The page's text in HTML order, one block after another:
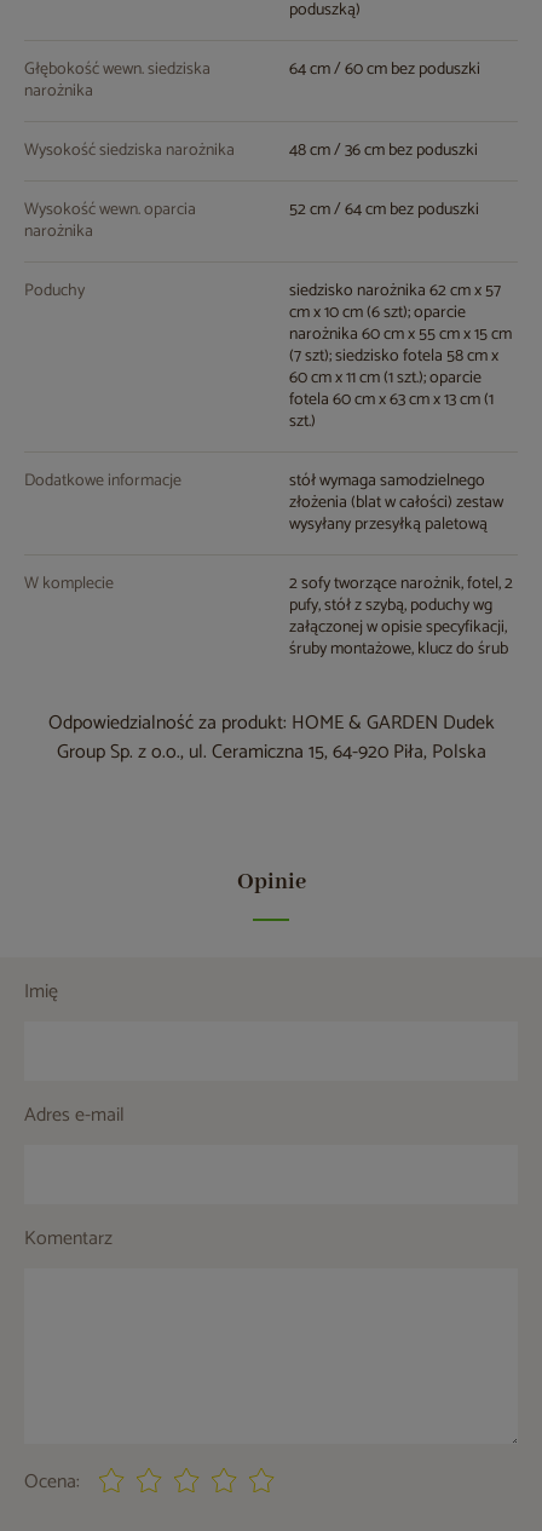
poduszką)
Głębokość wewn. siedziska
narożnika
64 cm / 60 cm bez poduszki
Wysokość siedziska narożnika 48 cm / 36 cm bez poduszki
Wysokość wewn. oparcia
narożnika
52 cm / 64 cm bez poduszki
Poduchy siedzisko narożnika 62 cm x 57
cm x 10 cm (6 szt); oparcie
narożnika 60 cm x 55 cm x 15 cm
(7 szt); siedzisko fotela 58 cm x
60 cm x 11 cm (1 szt.); oparcie
fotela 60 cm x 63 cm x 13 cm (1
szt.)
Dodatkowe informacje stół wymaga samodzielnego
złożenia (blat w całości) zestaw
wysyłany przesyłką paletową
W komplecie 2 sofy tworzące narożnik, fotel, 2
pufy, stół z szybą, poduchy wg
załączonej w opisie specyfikacji,
śruby montażowe, klucz do śrub
Odpowiedzialność za produkt: HOME & GARDEN Dudek
Group Sp. z o.o., ul. Ceramiczna 15, 64-920 Piła, Polska
Opinie
Imię
Adres e-mail
Komentarz
Ocena: